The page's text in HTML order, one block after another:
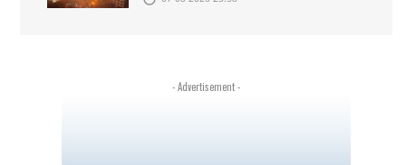
- Advertisement -